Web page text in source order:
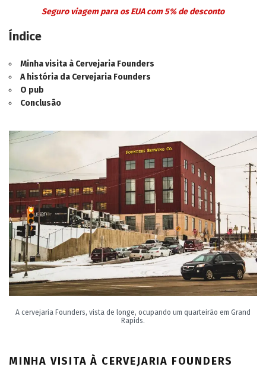
Seguro viagem para os EUA com 5% de desconto
Índice
Minha visita à Cervejaria Founders
A história da Cervejaria Founders
O pub
Conclusão
A cervejaria Founders, vista de longe, ocupando um quarteirão em Grand
Rapids.
MINHA VISITA À CERVEJARIA FOUNDERS